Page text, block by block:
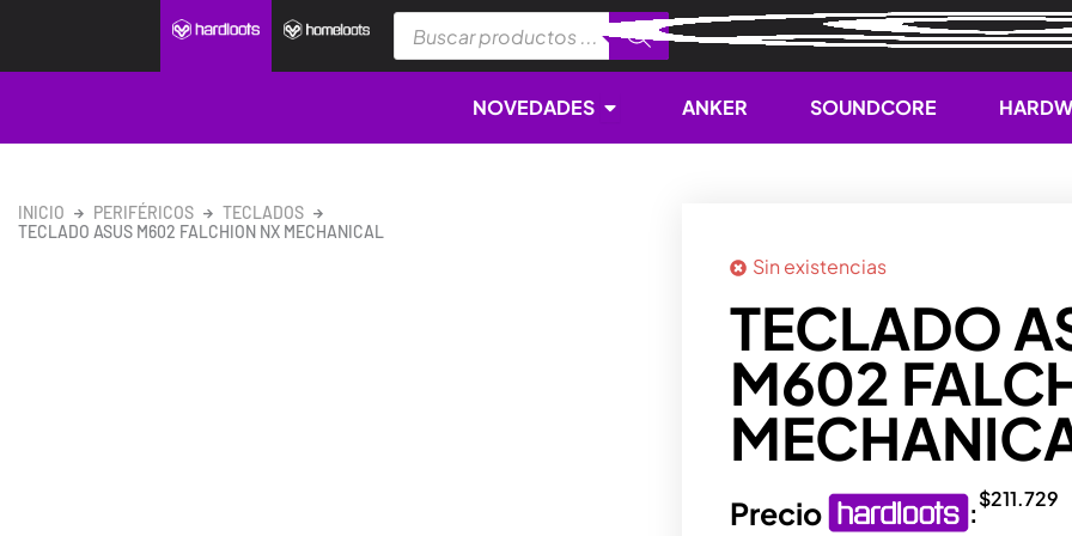
contenido
productos
NOVEDADES Open NOVEDADES
ANKER SOUNDCORE
INICIO PERIFÉRICOS
TECLADOS
TECLADO ASUS M602 FALCHION NX MECHANICAL
Sin existencias
TECLADO
M602
Precio :$211.729